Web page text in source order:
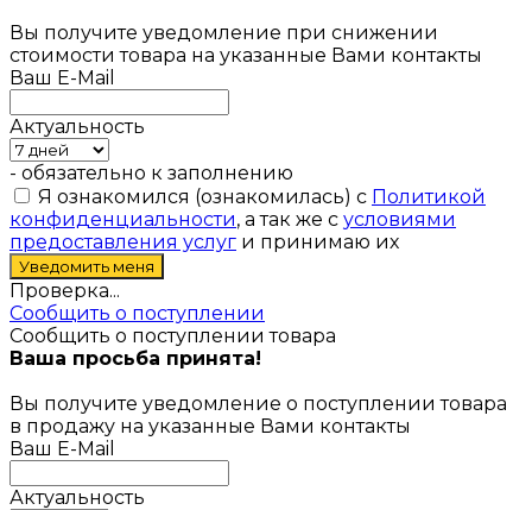
Вы получите уведомление при снижении
стоимости товара на указанные Вами контакты
Ваш E-Mail
Актуальность
- обязательно к заполнению
Я ознакомился (ознакомилась) с Политикой
конфиденциальности, а так же с условиями
предоставления услуг и принимаю их
Проверка...
Сообщить о поступлении
Сообщить о поступлении товара
Ваша просьба принята!
Вы получите уведомление о поступлении товара
в продажу на указанные Вами контакты
Ваш E-Mail
Актуальность